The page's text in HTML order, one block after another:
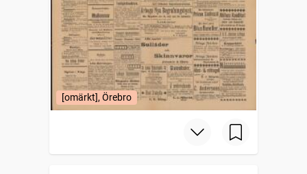
[omärkt], Örebro